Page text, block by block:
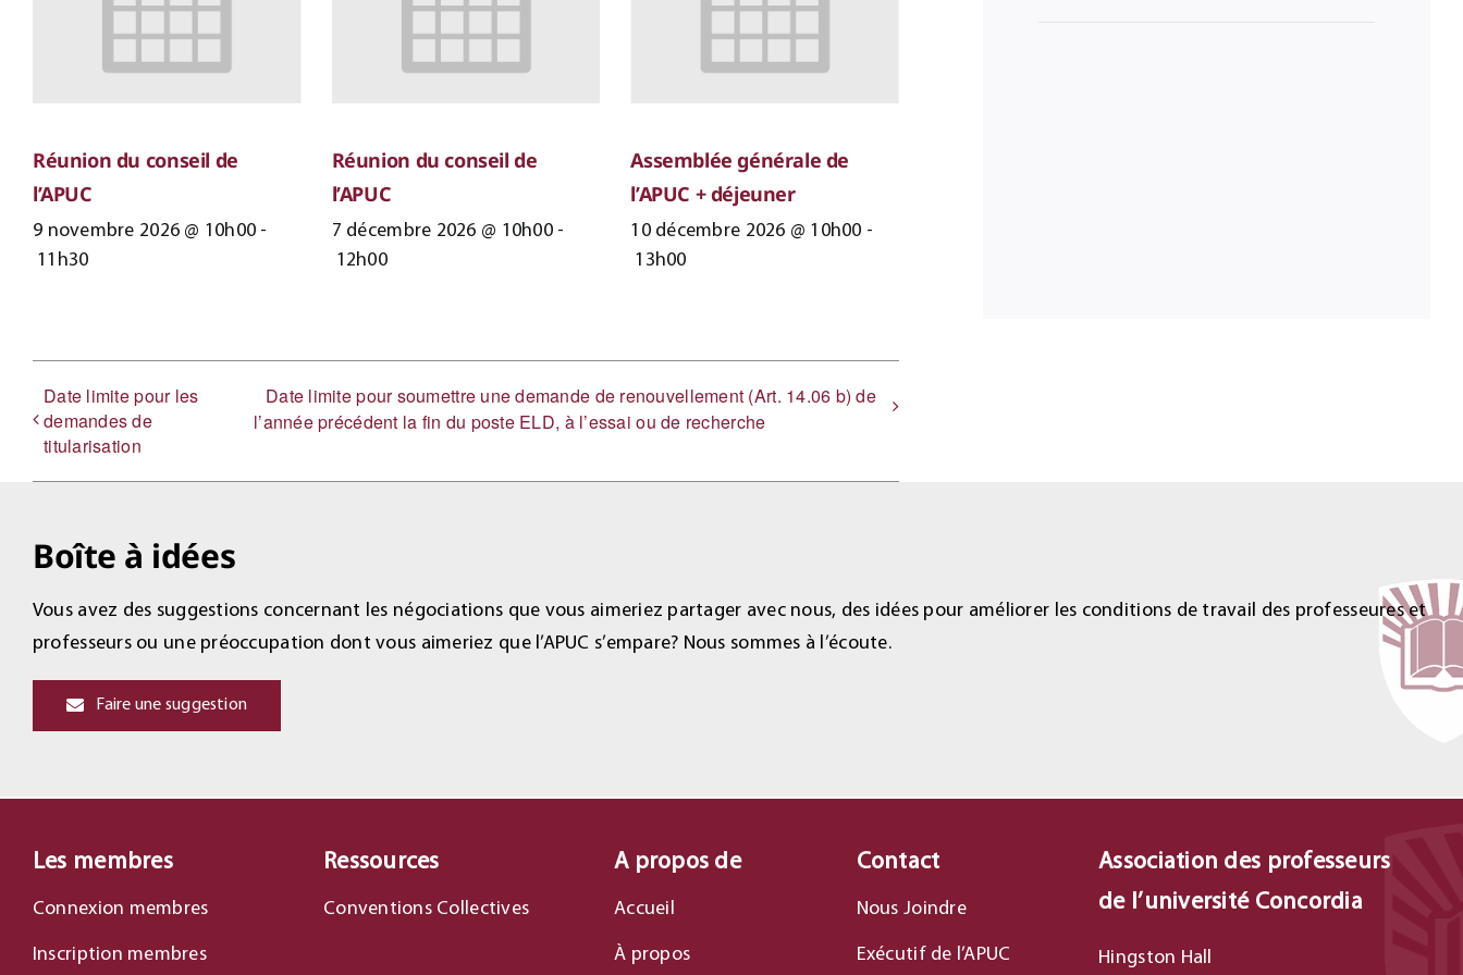
Réunion du conseil de
l’APUC
9 novembre 2026 @ 10h00 -
11h30
Réunion du conseil de
l’APUC
7 décembre 2026 @ 10h00 -
12h00
Assemblée générale de
l’APUC + déjeuner
10 décembre 2026 @ 10h00 -
13h00
Date limite pour les
demandes de
titularisation
Date limite pour soumettre une demande de renouvellement (Art. 14.06 b) de
l’année précédent la fin du poste ELD, à l’essai ou de recherche
Boîte à idées
Vous avez des suggestions concernant les négociations que vous aimeriez partager avec nous, des idées pour améliorer les conditions de travail des professeures et
professeurs ou une préoccupation dont vous aimeriez que l’APUC s’empare? Nous sommes à l’écoute.
Faire une suggestion
Les membres
Connexion membres
Inscription membres
Ressources
Conventions Collectives
A propos de
Accueil
À propos
Contact
Nous Joindre
Exécutif de l’APUC
Association des professeurs
de l’université Concordia
Hingston Hall